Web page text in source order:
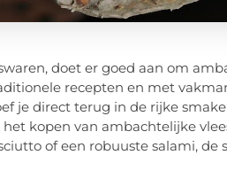
doet er goed aan om
recepten en met
je direct terug in de rijke
kopen van ambachtelijke
of een robuuste salami, de